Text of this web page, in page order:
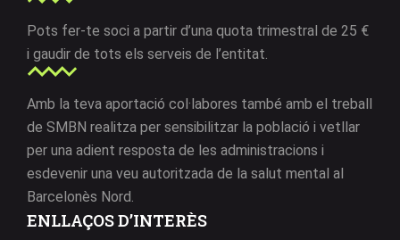
Pots fer-te soci a partir d’una quota trimestral de 25 €
i gaudir de tots els serveis de l’entitat.
Amb la teva aportació col·labores també amb el treball
de SMBN realitza per sensibilitzar la població i vetllar
per una adient resposta de les administracions i
esdevenir una veu autoritzada de la salut mental al
Barcelonès Nord.
ENLLAÇOS D’INTERÈS